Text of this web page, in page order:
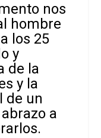
nos
hombre
los 25
y
de la
y la
de un
a